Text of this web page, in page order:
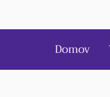
Domov